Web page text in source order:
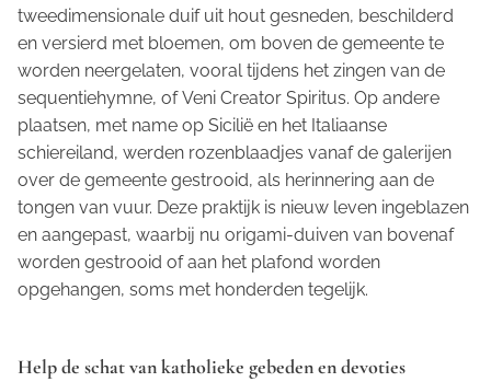
tweedimensionale duif uit hout gesneden, beschilderd
en versierd met bloemen, om boven de gemeente te
worden neergelaten, vooral tijdens het zingen van de
sequentiehymne, ofVeni Creator Spiritus. Op andere
plaatsen, met name op Sicilië en het Italiaanse
schiereiland, werden rozenblaadjes vanaf de galerijen
over de gemeente gestrooid, als herinnering aan de
tongen van vuur. Deze praktijk is nieuw leven ingeblazen
en aangepast, waarbij nu origami-duiven van bovenaf
worden gestrooid of aan het plafond worden
opgehangen, soms met honderden tegelijk.
Help de schat van katholieke gebeden en devoties